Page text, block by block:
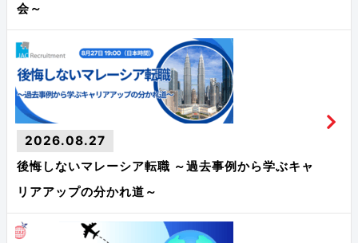
会～
2026.08.27
後悔しないマレーシア転職 ～過去事例から学ぶキャ
リアアップの分かれ道～